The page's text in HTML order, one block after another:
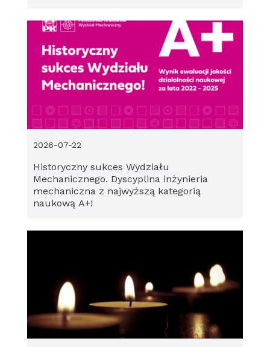
Historyczny sukces Wydziału
Mechanicznego. Dyscyplina inżynieria
mechaniczna z najwyższą kategorią
naukową A+!
2026-07-22